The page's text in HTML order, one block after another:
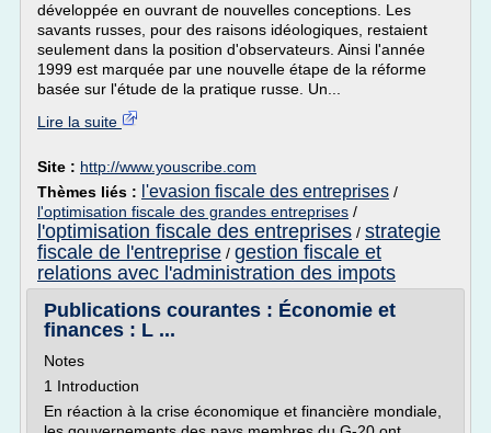
développée en ouvrant de nouvelles conceptions. Les
savants russes, pour des raisons idéologiques, restaient
seulement dans la position d'observateurs. Ainsi l'année
1999 est marquée par une nouvelle étape de la réforme
basée sur l'étude de la pratique russe. Un...
Lire la suite
Site : http://www.youscribe.com
Thèmes liés : l'evasion fiscale des entreprises /
l'optimisation fiscale des grandes entreprises /
l'optimisation fiscale des entreprises / strategie
fiscale de l'entreprise / gestion fiscale et
relations avec l'administration des impots
Publications courantes : Économie et
finances : L ...
Notes
1 Introduction
En réaction à la crise économique et financière mondiale,